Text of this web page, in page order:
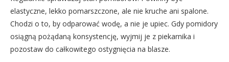
elastyczne, lekko pomarszczone, ale nie kruche ani spalone.
Chodzi o to, by odparować wodę, a nie je upiec. Gdy pomidory
osiągną pożądaną konsystencję, wyjmij je z piekarnika i
pozostaw do całkowitego ostygnięcia na blasze.